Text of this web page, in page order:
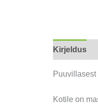
Kirjeldus
Kotile on